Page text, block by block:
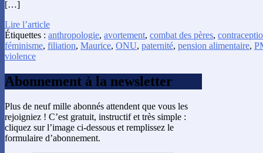
[…]
Lire l’article
Étiquettes : anthropologie, avortement, combat des pères,
féminisme, filiation, Maurice, ONU, paternité, pension alimentaire,
violence
Abonnement à la newsletter
Plus de neuf mille abonnés attendent que vous les
rejoigniez ! C’est gratuit, instructif et très simple :
cliquez sur l’image ci-dessous et remplissez le
formulaire d’abonnement.